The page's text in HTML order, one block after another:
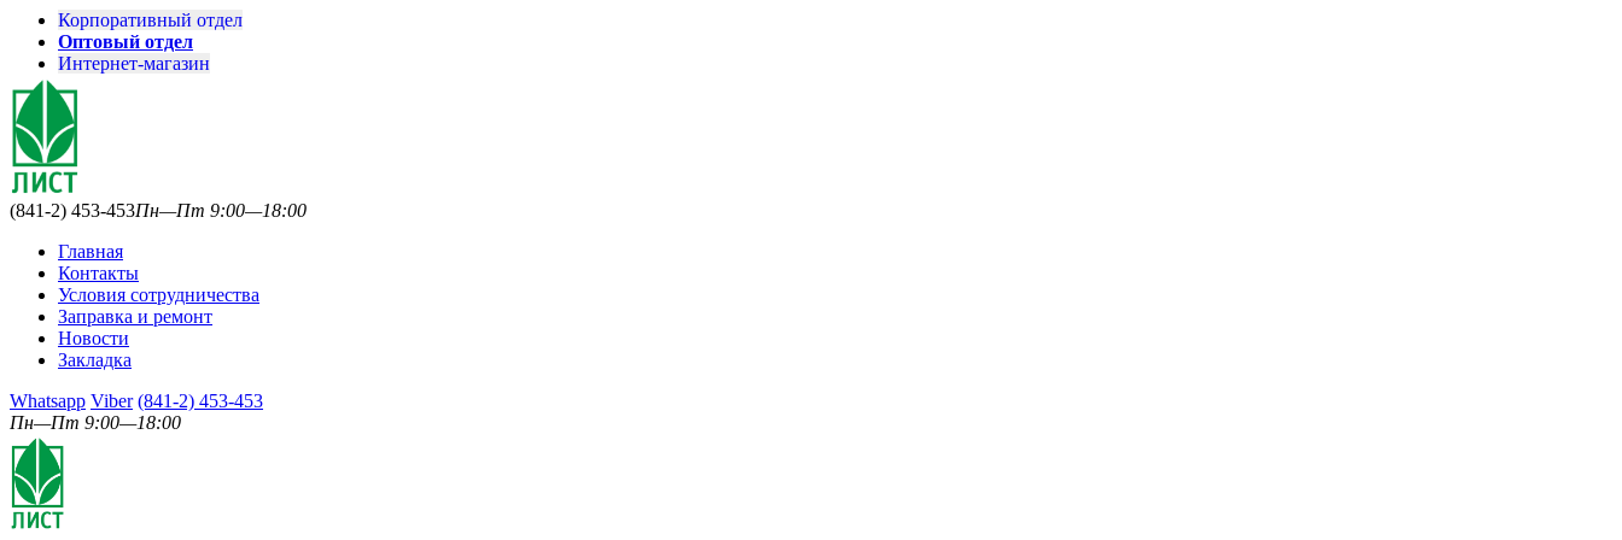
Корпоративный отдел
Оптовый отдел
Интернет-магазин
(841-2) 453-453Пн—Пт 9:00—18:00
Главная
Контакты
Условия сотрудничества
Заправка и ремонт
Новости
Закладка
Whatsapp Viber (841-2) 453-453
Пн—Пт 9:00—18:00